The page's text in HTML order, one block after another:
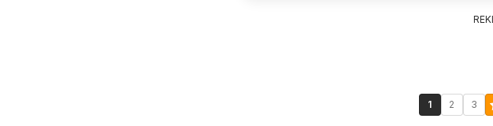
1 2 3